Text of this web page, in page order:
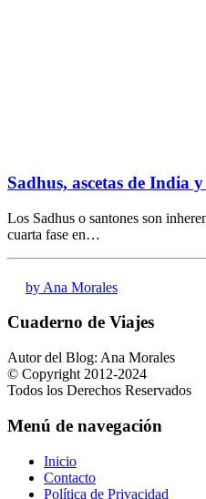
Sadhus, ascetas de India
Los Sadhus o santones son
cuarta fase en…
by Ana Morales
Cuaderno de Viajes
Autor del Blog: Ana Morales
© Copyright 2012-2024
Todos los Derechos Reservados
Menú de navegación
Inicio
Contacto
Política de Privacidad